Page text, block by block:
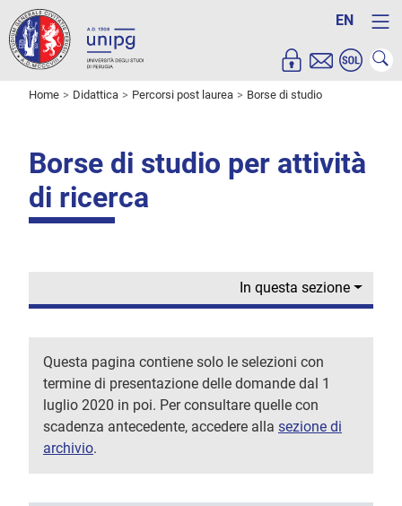
EN
Home Didattica Percorsi post laurea Borse di studio
Borse di studio per attività
di ricerca
In questa sezione
Questa pagina contiene solo le selezioni con
termine di presentazione delle domande dal 1
luglio 2020 in poi. Per consultare quelle con
scadenza antecedente, accedere alla sezione di
archivio.